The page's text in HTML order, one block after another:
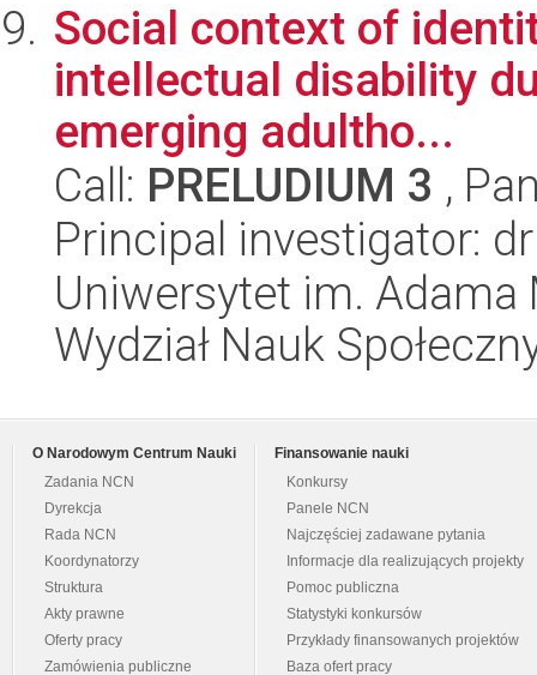
Social context of
intellectual disability
emerging adultho...
Call: PRELUDIUM 3 ,
Principal investigator:
Uniwersytet im.
Wydział Nauk
O Narodowym Centrum Nauki
Zadania NCN
Dyrekcja
Rada NCN
Koordynatorzy
Struktura
Akty prawne
Oferty pracy
Zamówienia publiczne
Finansowanie nauki
Konkursy
Panele NCN
Najczęściej zadawane pytania
Informacje dla realizujących projekty
Pomoc publiczna
Statystyki konkursów
Przykłady finansowanych projektów
Baza ofert pracy